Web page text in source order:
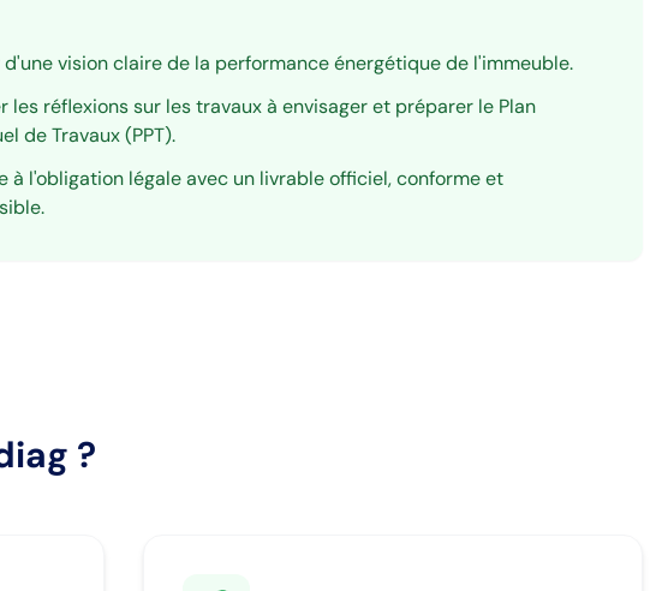
d'une vision claire de la performance énergétique de l'immeuble.
les réflexions sur les travaux à envisager et préparer le Plan
de Travaux (PPT).
à l'obligation légale avec un livrable officiel, conforme et
?